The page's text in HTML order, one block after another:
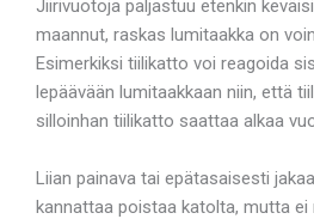
Jiirivuotoja paljastuu etenkin
maannut, raskas lumitaakka on
Esimerkiksi tiilikatto voi reagoida
lepäävään lumitaakkaan niin, että
silloinhan tiilikatto saattaa alkaa
Liian painava tai epätasaisesti
kannattaa poistaa katolta, mutta ei